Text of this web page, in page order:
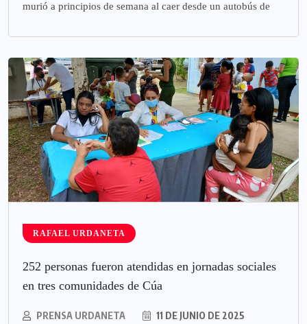
murió a principios de semana al caer desde un autobús de
RAFAEL URDANETA
252 personas fueron atendidas en jornadas sociales
en tres comunidades de Cúa
PRENSA URDANETA 11 DE JUNIO DE 2025